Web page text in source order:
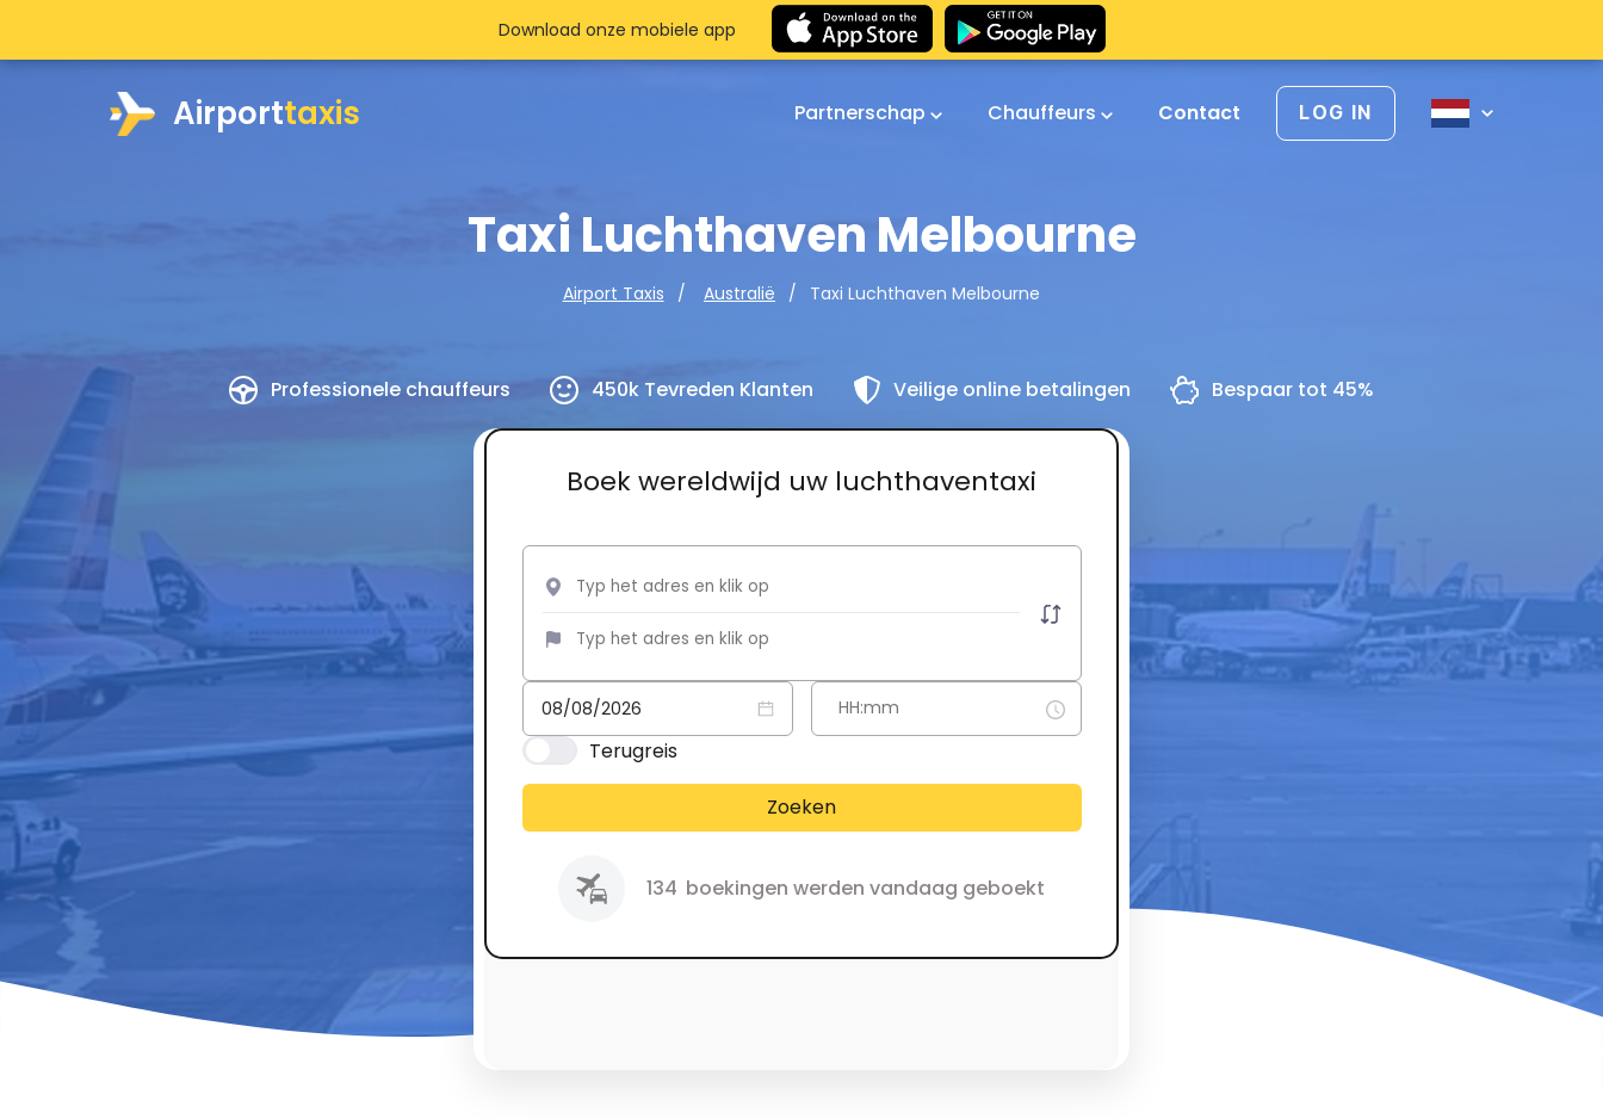
Airporttaxis Partnerschap Chauffeurs Contact LOG IN
Taxi Luchthaven Melbourne
Airport Taxis Australië Taxi Luchthaven Melbourne
Professionele chauffeurs 450k Tevreden Klanten Veilige online betalingen Bespaar tot 45%
Boek wereldwijd uw luchthaventaxi
Terugreis
Zoeken
134 boekingen werden vandaag geboekt
Download onze mobiele app